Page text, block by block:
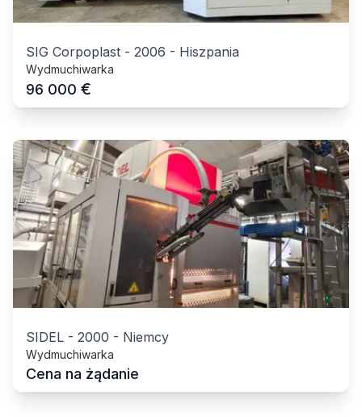
SIG Corpoplast - 2006 - Hiszpania
Wydmuchiwarka
96 000 €
SIDEL - 2000 - Niemcy
Wydmuchiwarka
Cena na żądanie